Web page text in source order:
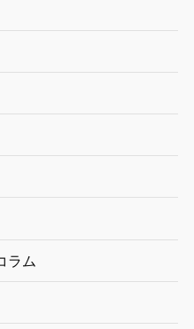
ラム